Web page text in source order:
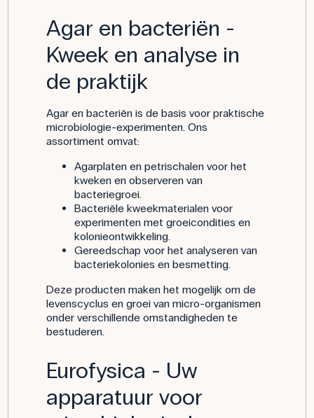
Agar en bacteriën -
Kweek en analyse in
de praktijk
Agar en bacteriën is de basis voor praktische
microbiologie-experimenten. Ons
assortiment omvat:
Agarplaten en petrischalen voor het
kweken en observeren van
bacteriegroei.
Bacteriële kweekmaterialen voor
experimenten met groeicondities en
kolonieontwikkeling.
Gereedschap voor het analyseren van
bacteriekolonies en besmetting.
Deze producten maken het mogelijk om de
levenscyclus en groei van micro-organismen
onder verschillende omstandigheden te
bestuderen.
Eurofysica - Uw
apparatuur voor